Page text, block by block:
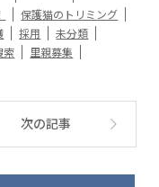
保護猫のトリミング
採用
未分類
索
里親募集
次の記事